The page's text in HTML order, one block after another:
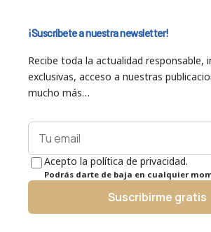
¡Suscríbete a nuestra newsletter!
Recibe toda la actualidad responsable,
exclusivas, acceso a nuestras
mucho más…
Acepto la política de privacidad.
Podrás darte de baja en cualquier
Suscribirme gratis